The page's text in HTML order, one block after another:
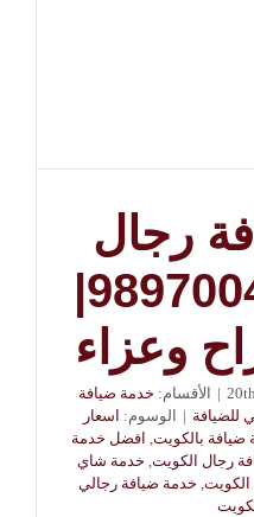
رجال
الكويت |98970040|
وعزاء
| الأقسام: خدمة ضيافة
| الوسوم: اسعار
بالكويت, افضل خدمة
رجال الكويت, خدمة شاي
, خدمة ضيافة رجالي